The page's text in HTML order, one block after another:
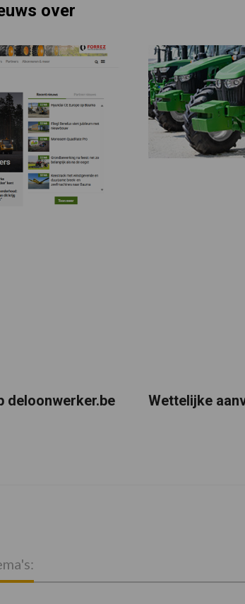
over
deloonwerker.be Wettelijke